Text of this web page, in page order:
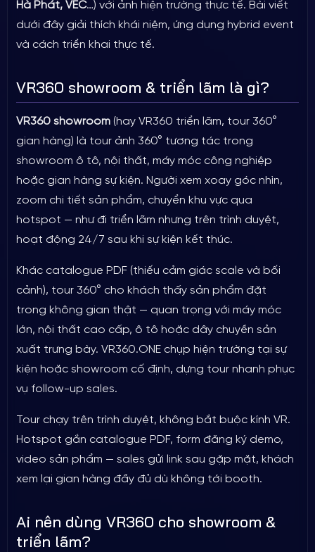
Hà Phát, VEC…) với ảnh hiện trường thực tế. Bài viết
dưới đây giải thích khái niệm, ứng dụng hybrid event
và cách triển khai thực tế.
VR360 showroom & triển lãm là gì?
VR360 showroom(hay VR360 triển lãm, tour 360°
gian hàng) là tour ảnh 360° tương tác trong
showroom ô tô, nội thất, máy móc công nghiệp
hoặc gian hàng sự kiện. Người xem xoay góc nhìn,
zoom chi tiết sản phẩm, chuyển khu vực qua
hotspot — như đi triển lãm nhưng trên trình duyệt,
hoạt động 24/7 sau khi sự kiện kết thúc.
Khác catalogue PDF (thiếu cảm giác scale và bối
cảnh), tour 360° cho khách thấy sản phẩm đặt
trong không gian thật — quan trọng với máy móc
lớn, nội thất cao cấp, ô tô hoặc dây chuyền sản
xuất trưng bày. VR360.ONE chụp hiện trường tại sự
kiện hoặc showroom cố định, dựng tour nhanh phục
vụ follow-up sales.
Tour chạy trên trình duyệt, không bắt buộc kính VR.
Hotspot gắn catalogue PDF, form đăng ký demo,
video sản phẩm — sales gửi link sau gặp mặt, khách
xem lại gian hàng đầy đủ dù không tới booth.
Ai nên dùng VR360 cho showroom &
triển lãm?